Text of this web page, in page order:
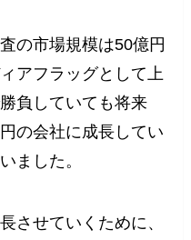
の市場規模は50億円
アフラッグとして上
負していても将来
の会社に成長してい
ました。
させていくために、